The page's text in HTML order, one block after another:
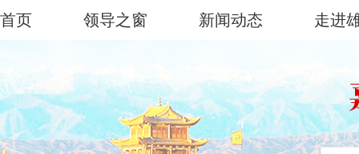
首页 领导之窗 新闻动态 走进